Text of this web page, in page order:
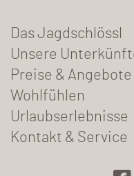
Das Jagdschlössl
Unsere
Preise & Angebote
Wohlfühlen
Urlaubserlebnisse
Kontakt & Service